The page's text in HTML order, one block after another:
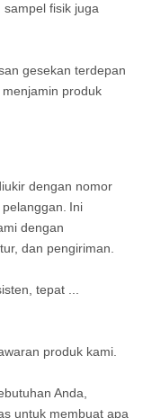
fisik juga
gesekan terdepan
produk
dengan nomor
Ini
dengan
dan pengiriman.
tepat ...
produk kami.
Anda,
untuk membuat apa